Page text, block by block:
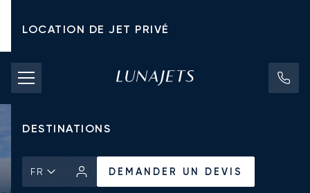
LOCATION DE JET PRIVÉ
TARIFS D'AFFRÈTEMENT
JETS PRIVÉS
DESTINATIONS
FR DEMANDER UN DEVIS